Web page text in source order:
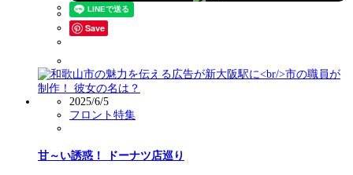
Save
2025/6/5
フロント特集
甘～い誘惑！ ドーナツ店巡り